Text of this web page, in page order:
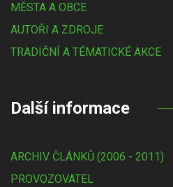
MĚSTA A OBCE
AUTOŘI A ZDROJE
TRADIČNÍ A TÉMATICKÉ AKCE
Další informace
ARCHIV ČLÁNKŮ (2006 - 2011)
PROVOZOVATEL